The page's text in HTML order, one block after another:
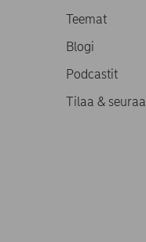
Teemat
Blogi
Podcastit
Tilaa & seuraa